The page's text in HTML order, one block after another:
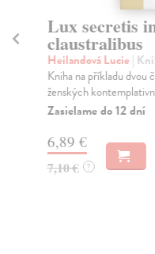
Lux secretis
claustralibus
Heilandová Lucie |
Kniha na příkladu dvou
ženských
Zasielame do 12 dní
6,89 €
7,10 € ?